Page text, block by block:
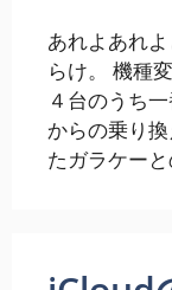
あれよあれ
らけ。 機種
４台のうち
からの乗り
たガラケー